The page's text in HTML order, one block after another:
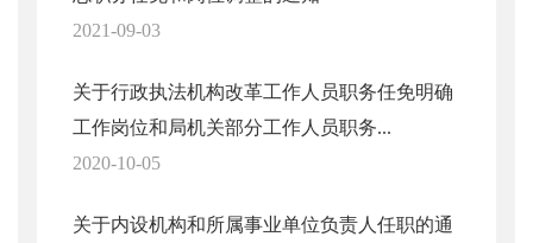
2021-09-03
关于行政执法机构改革工作人员职务任免明确
工作岗位和局机关部分工作人员职务...
2020-10-05
关于内设机构和所属事业单位负责人任职的通